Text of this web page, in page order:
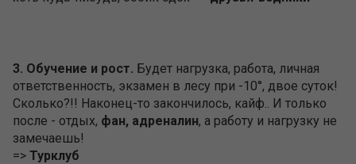
3. Обучение и рост. Будет нагрузка, работа, личная
ответственность, экзамен в лесу при -10°, двое суток!
Сколько?!! Наконец-то закончилось, кайф.. И только
после - отдых, фан, адреналин, а работу и нагрузку не
замечаешь!
=> Турклуб